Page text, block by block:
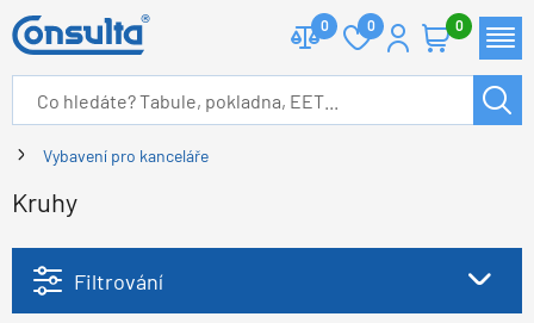
0 0 0
Vybavení pro kanceláře
Kruhy
Filtrování